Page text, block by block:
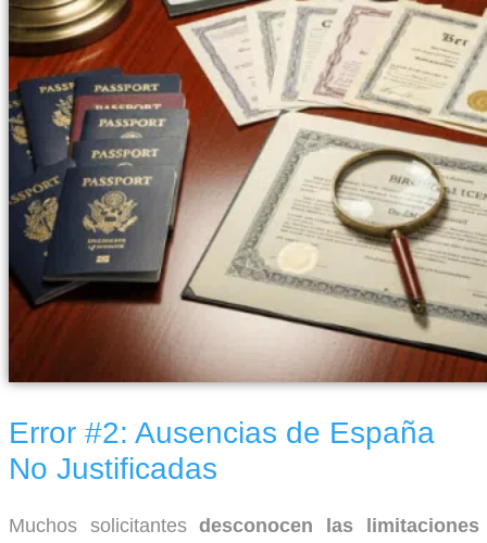
Error #2: Ausencias de España
No Justificadas
Muchos solicitantesdesconocen las limitaciones